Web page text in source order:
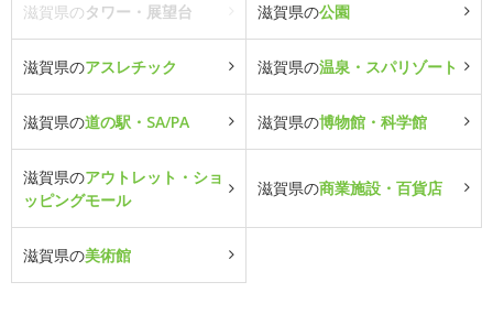
滋賀県のタワー・展望台 滋賀県の公園
滋賀県のアスレチック 滋賀県の温泉・スパリゾート
滋賀県の道の駅・SA/PA 滋賀県の博物館・科学館
滋賀県のアウトレット・ショ
ッピングモール
滋賀県の商業施設・百貨店
滋賀県の美術館